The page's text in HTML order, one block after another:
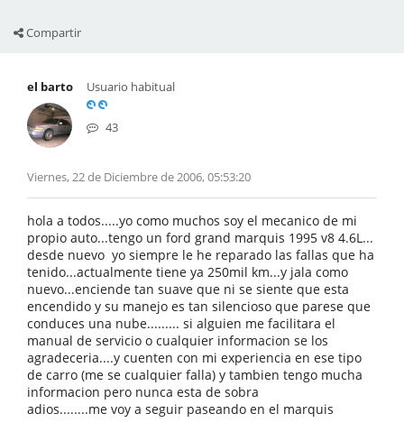
Compartir
el barto Usuario habitual
43
Viernes, 22 de Diciembre de 2006, 05:53:20
hola a todos.....yo como muchos soy el mecanico de mi
propio auto...tengo un ford grand marquis 1995 v8 4.6L...
desde nuevo yo siempre le he reparado las fallas que ha
tenido...actualmente tiene ya 250mil km...y jala como
nuevo...enciende tan suave que ni se siente que esta
encendido y su manejo es tan silencioso que parese que
conduces una nube......... si alguien me facilitara el
manual de servicio o cualquier informacion se los
agradeceria....y cuenten con mi experiencia en ese tipo
de carro (me se cualquier falla) y tambien tengo mucha
informacion pero nunca esta de sobra
adios........me voy a seguir paseando en el marquis